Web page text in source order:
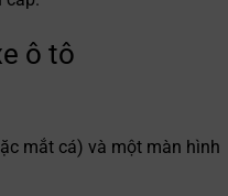
ô tô
mắt cá) và một màn hình